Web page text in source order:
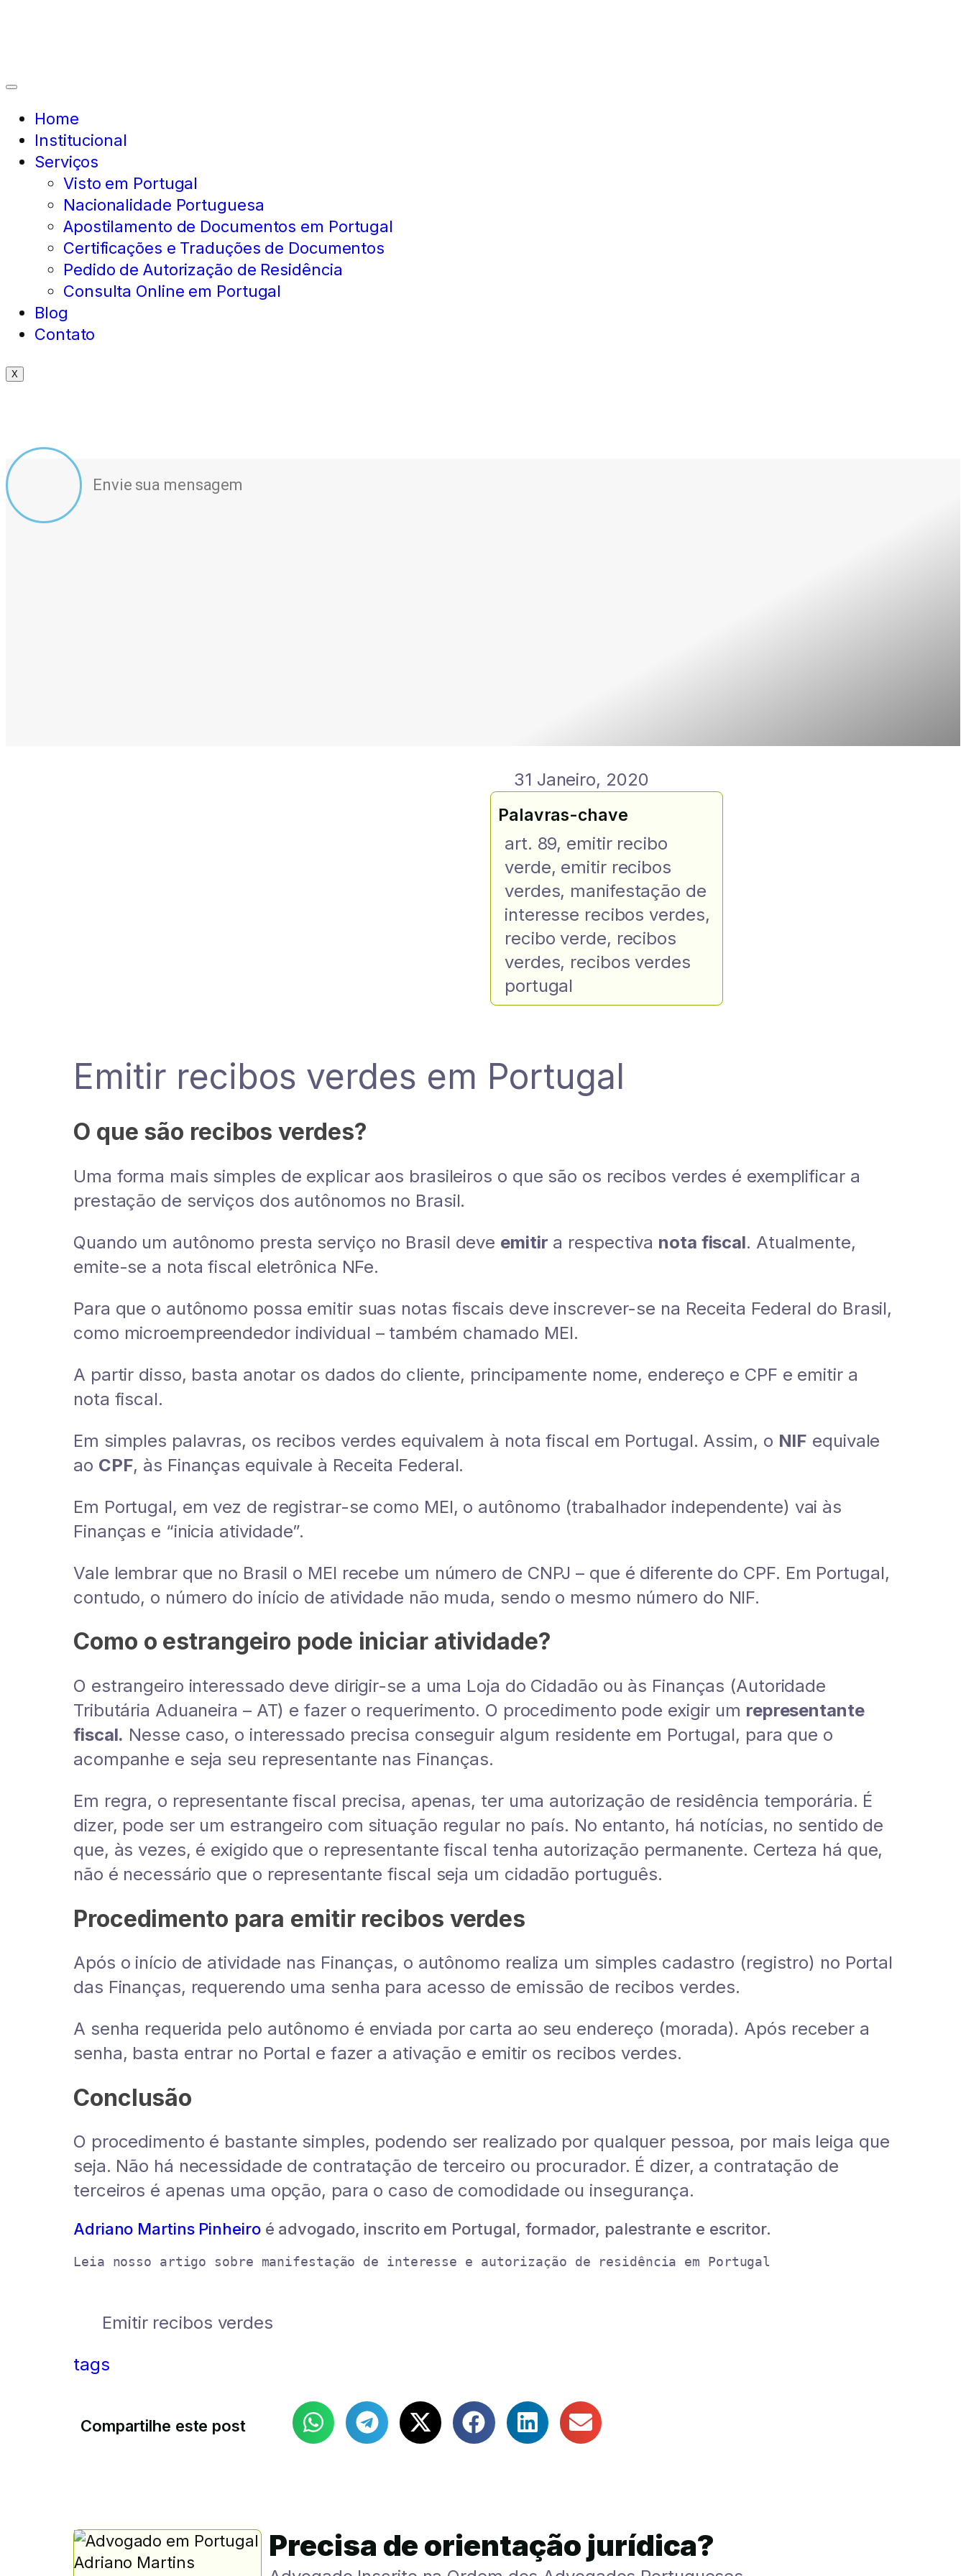
Home
Institucional
Serviços
Visto em Portugal
Nacionalidade Portuguesa
Apostilamento de Documentos em Portugal
Certificações e Traduções de Documentos
Pedido de Autorização de Residência
Consulta Online em Portugal
Blog
Contato
X
Envie sua mensagem
31 Janeiro, 2020
Palavras-chave
art. 89, emitir recibo
verde, emitir recibos
verdes, manifestação de
interesse recibos verdes,
recibo verde, recibos
verdes, recibos verdes
portugal
Emitir recibos verdes em Portugal
O que são recibos verdes?
Uma forma mais simples de explicar aos brasileiros o que são os recibos verdes é exemplificar a
prestação de serviços dos autônomos no Brasil.
Quando um autônomo presta serviço no Brasil deve emitir a respectiva nota fiscal. Atualmente,
emite-se a nota fiscal eletrônica NFe.
Para que o autônomo possa emitir suas notas fiscais deve inscrever-se na Receita Federal do Brasil,
como microempreendedor individual – também chamado MEI.
A partir disso, basta anotar os dados do cliente, principamente nome, endereço e CPF e emitir a
nota fiscal.
Em simples palavras, os recibos verdes equivalem à nota fiscal em Portugal. Assim, o NIF equivale
ao CPF, às Finanças equivale à Receita Federal.
Em Portugal, em vez de registrar-se como MEI, o autônomo (trabalhador independente) vai às
Finanças e “inicia atividade”.
Vale lembrar que no Brasil o MEI recebe um número de CNPJ – que é diferente do CPF. Em Portugal,
contudo, o número do início de atividade não muda, sendo o mesmo número do NIF.
Como o estrangeiro pode iniciar atividade?
O estrangeiro interessado deve dirigir-se a uma Loja do Cidadão ou às Finanças (Autoridade
Tributária Aduaneira – AT) e fazer o requerimento. O procedimento pode exigir um representante
fiscal. Nesse caso, o interessado precisa conseguir algum residente em Portugal, para que o
acompanhe e seja seu representante nas Finanças.
Em regra, o representante fiscal precisa, apenas, ter uma autorização de residência temporária. É
dizer, pode ser um estrangeiro com situação regular no país. No entanto, há notícias, no sentido de
que, às vezes, é exigido que o representante fiscal tenha autorização permanente. Certeza há que,
não é necessário que o representante fiscal seja um cidadão português.
Procedimento para emitir recibos verdes
Após o início de atividade nas Finanças, o autônomo realiza um simples cadastro (registro) no Portal
das Finanças, requerendo uma senha para acesso de emissão de recibos verdes.
A senha requerida pelo autônomo é enviada por carta ao seu endereço (morada). Após receber a
senha, basta entrar no Portal e fazer a ativação e emitir os recibos verdes.
Conclusão
O procedimento é bastante simples, podendo ser realizado por qualquer pessoa, por mais leiga que
seja. Não há necessidade de contratação de terceiro ou procurador. É dizer, a contratação de
terceiros é apenas uma opção, para o caso de comodidade ou insegurança.
Adriano Martins Pinheiroé advogado, inscrito em Portugal, formador, palestrante e escritor.
Leia nosso artigo sobre manifestação de interesse e autorização de residência em Portugal
Emitir recibos verdes
tags
Compartilhe este post
Precisa de orientação jurídica?